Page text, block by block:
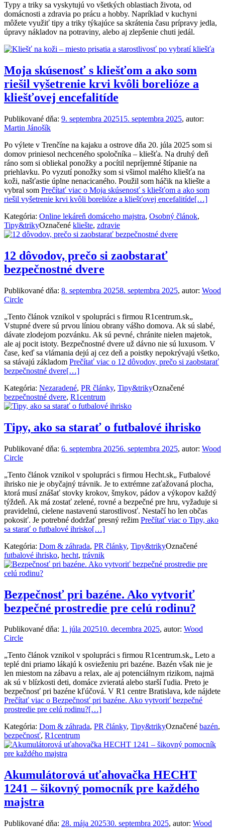
Typy a triky sa vyskytujú vo všetkých oblastiach života, od
domácnosti a zdravia po prácu a hobby. Napríklad v kuchyni
môžete využiť tipy a triky týkajúce sa skrátenia času prípravy jedla,
úpravy nákladov na potraviny, alebo aj zlepšenie chuti jedál.
Moja skúsenosť s kliešťom a ako som
riešil vyšetrenie krvi kvôli borelióze a
kliešťovej encefalitíde
Publikované dňa: 9. septembra 202515. septembra 2025, autor:
Martin Jánošík
Po výlete v Trenčíne na kajaku a ostrove dňa 20. júla 2025 som si
domov priniesol nechceného spoločníka – kliešťa. Na druhý deň
ráno som si obliekal ponožky a pocítil nepríjemné štípanie na
priehlavku. Po vyzutí ponožky som si všimol malého kliešťa na
koži, našťastie úplne nenacicaného. Použil som háčik na kliešte a
vybral som Prečítať viac o Moja skúsenosť s kliešťom a ako som
riešil vyšetrenie krvi kvôli borelióze a kliešťovej encefalitíde[…]
Kategória: Online lekáreň domáceho majstra, Osobný článok,
Tipy&trikyOznačené kliešte, zdravie
12 dôvodov, prečo si zaobstarať
bezpečnostné dvere
Publikované dňa: 8. septembra 20258. septembra 2025, autor: Wood
Circle
„Tento článok vznikol v spolupráci s firmou R1centrum.sk„
Vstupné dvere sú prvou líniou obrany vášho domova. Ak sú slabé,
dávate zlodejom pozvánku. Ak sú pevné, chránite nielen majetok,
ale aj pocit istoty. Bezpečnostné dvere už dávno nie sú luxusom. V
čase, keď sa vlámania dejú aj cez deň a poistky nepokrývajú všetko,
sa stávajú základom Prečítať viac o 12 dôvodov, prečo si zaobstarať
bezpečnostné dvere[…]
Kategória: Nezaradené, PR články, Tipy&trikyOznačené
bezpečnostné dvere, R1centrum
Tipy, ako sa starať o futbalové ihrisko
Publikované dňa: 6. septembra 20256. septembra 2025, autor: Wood
Circle
„Tento článok vznikol v spolupráci s firmou Hecht.sk„ Futbalové
ihrisko nie je obyčajný trávnik. Je to extrémne zaťažovaná plocha,
ktorá musí znášať stovky krokov, šmykov, pádov a výkopov každý
týždeň. Ak má zostať zelené, rovné a bezpečné pre hru, vyžaduje si
pravidelnú, cielene nastavenú starostlivosť. Nestačí ho len občas
pokosiť. Je potrebné dodržať presný režim Prečítať viac o Tipy, ako
sa starať o futbalové ihrisko[…]
Kategória: Dom & záhrada, PR články, Tipy&trikyOznačené
futbalové ihrisko, hecht, trávnik
Bezpečnosť pri bazéne. Ako vytvoriť
bezpečné prostredie pre celú rodinu?
Publikované dňa: 1. júla 202510. decembra 2025, autor: Wood
Circle
„Tento článok vznikol v spolupráci s firmou R1centrum.sk„ Leto a
teplé dni priamo lákajú k osvieženiu pri bazéne. Bazén však nie je
len miestom na zábavu a relax, ale aj potenciálnym rizikom, najmä
ak sú v blízkosti deti, domáce zvieratá alebo starší ľudia. Preto je
bezpečnosť pri bazéne kľúčová. V R1 centre Bratislava, kde nájdete
Prečítať viac o Bezpečnosť pri bazéne. Ako vytvoriť bezpečné
prostredie pre celú rodinu?[…]
Kategória: Dom & záhrada, PR články, Tipy&trikyOznačené bazén,
bezpečnosť, R1centrum
Akumulátorová uťahovačka HECHT
1241 – šikovný pomocník pre každého
majstra
Publikované dňa: 28. mája 202530. septembra 2025, autor: Wood